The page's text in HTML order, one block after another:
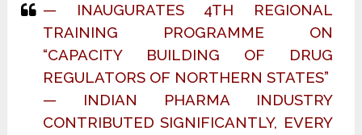
— INAUGURATES 4TH REGIONAL
TRAINING PROGRAMME ON
“CAPACITY BUILDING OF DRUG
REGULATORS OF NORTHERN STATES”
— INDIAN PHARMA INDUSTRY
CONTRIBUTED SIGNIFICANTLY, EVERY